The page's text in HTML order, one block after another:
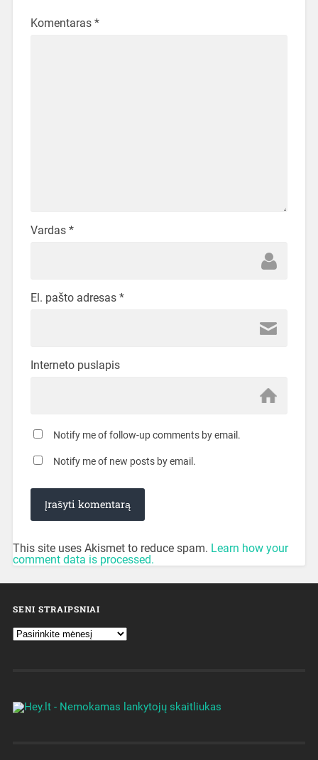
Komentaras *
Vardas *
El. pašto adresas *
Interneto puslapis
Notify me of follow-up comments by email.
Notify me of new posts by email.
This site uses Akismet to reduce spam. Learn how your
comment data is processed.
SENI STRAIPSNIAI